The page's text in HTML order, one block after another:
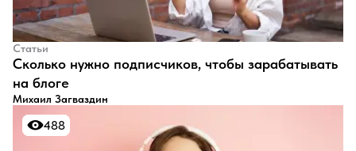
Статьи
​Сколько нужно подписчиков, чтобы зарабатывать
на блоге
Михаил Загваздин
488
488